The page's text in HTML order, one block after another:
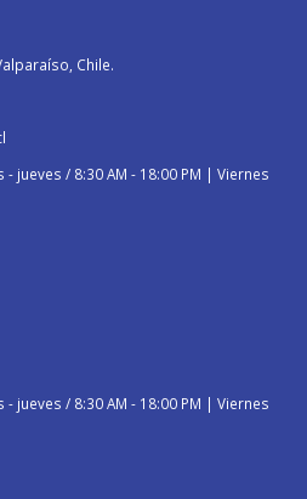
Chile.
- jueves / 8:30 AM - 18:00 PM | Viernes
- jueves / 8:30 AM - 18:00 PM | Viernes